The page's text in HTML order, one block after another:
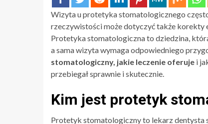
Wizyta u protetyka stomatologicznego
rzeczywistości może dotyczyć także
Protetyka stomatologiczna to dziedzina,
a sama wizyta wymaga odpowiedniego
stomatologiczny, jakie leczenie oferuje i
przebiegał sprawnie i skutecznie.
Kim jest protetyk
Protetyk stomatologiczny to lekarz dentysta